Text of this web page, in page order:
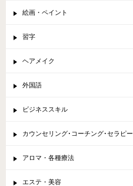
絵画・ペイント
習字
ヘアメイク
外国語
ビジネススキル
カウンセリング･コーチング･セラピー
アロマ・各種療法
エステ・美容